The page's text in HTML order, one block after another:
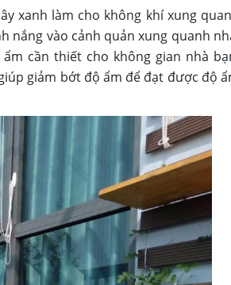
xanh làm cho không khí xung
nắng vào cảnh quản xung quanh
cần thiết cho không gian nhà
giảm bớt độ ẩm để đạt được độ